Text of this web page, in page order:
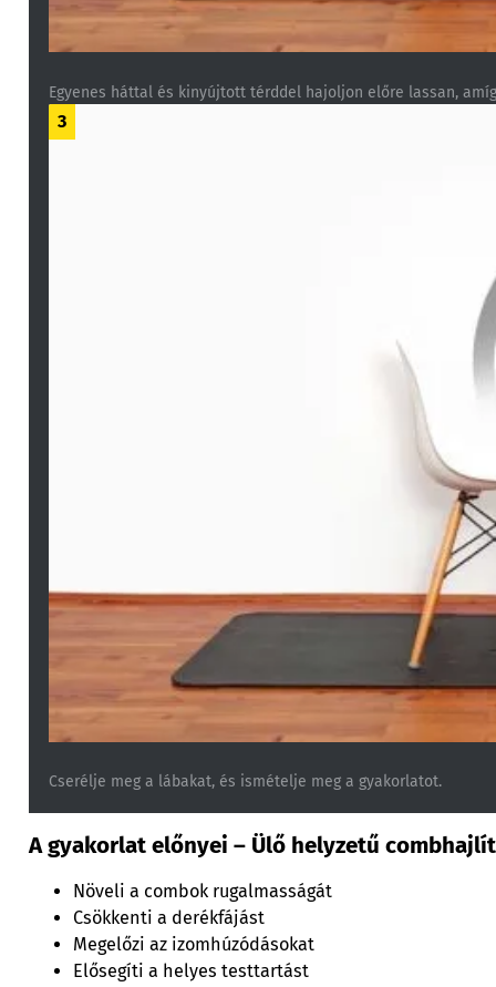
Egyenes háttal és kinyújtott térddel hajoljon előre lassan,
3
Cserélje meg a lábakat, és ismételje meg a gyakorlatot.
A gyakorlat előnyei – Ülő helyzetű
Növeli a combok rugalmasságát
Csökkenti a derékfájást
Megelőzi az izomhúzódásokat
Elősegíti a helyes testtartást